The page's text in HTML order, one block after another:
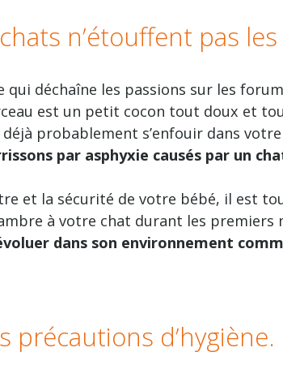
n’étouffent pas
qui déchaîne les passions sur les
est un petit cocon tout doux et
probablement s’enfouir dans
par asphyxie causés par un
et la sécurité de votre bébé, il est
à votre chat durant les premiers
dans son environnement
précautions d’hygiène.